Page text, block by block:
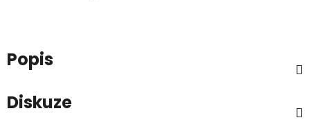
Popis
Diskuze